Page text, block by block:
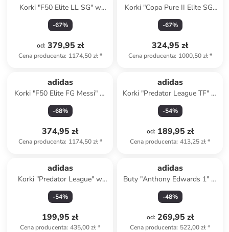
Korki "F50 Elite LL SG" w
kolorze białym
-67%
od: 379,95 zł
Cena producenta: 1174,50 zł*
Korki "Copa Pure II Elite SG"
w kolorze czerwonym
-67%
324,95 zł
Cena producenta: 1000,50 zł*
adidas
Korki "F50 Elite FG Messi" w
kolorze białym
-68%
374,95 zł
Cena producenta: 1174,50 zł*
adidas
Korki "Predator League TF" w
kolorze czarnym
-54%
od: 189,95 zł
Cena producenta: 413,25 zł*
adidas
Korki "Predator League" w
kolorze czerwonym
-54%
199,95 zł
Cena producenta: 435,00 zł*
adidas
Buty "Anthony Edwards 1" w
kolorze fioletowo-czarnym do
koszykówki
-48%
od: 269,95 zł
Cena producenta: 522,00 zł*